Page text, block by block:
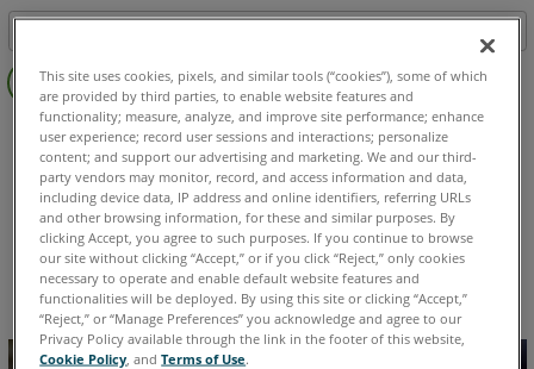
Enregistrer
en
tant
que
PDF
rapides
Voir
aussi
BuildIT Projector
allemand anglais chinois coréen espagnol français
italien japonais portugais
This site uses cookies, pixels, and similar tools (“cookies”), some of which
are provided by third parties, to enable website features and
functionality; measure, analyze, and improve site performance; enhance
user experience; record user sessions and interactions; personalize
content; and support our advertising and marketing. We and our third-
party vendors may monitor, record, and access information and data,
including device data, IP address and online identifiers, referring URLs
and other browsing information, for these and similar purposes. By
clicking Accept, you agree to such purposes. If you continue to browse
our site without clicking “Accept,” or if you click “Reject,” only cookies
necessary to operate and enable default website features and
functionalities will be deployed. By using this site or clicking “Accept,”
“Reject,” or “Manage Preferences” you acknowledge and agree to our
Privacy Policy available through the link in the footer of this website,
Cookie Policy , andTerms of Use.